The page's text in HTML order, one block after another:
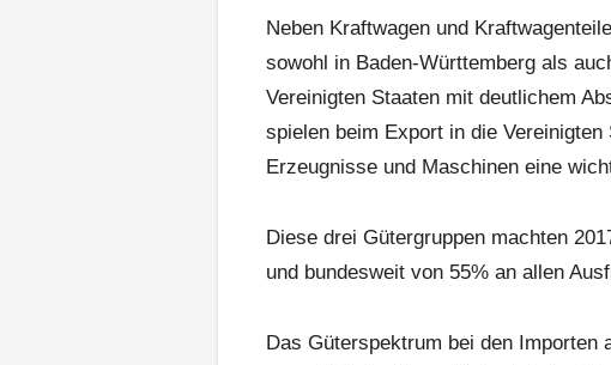
Neben Kraftwagen und
sowohl in Baden-Württemberg als
Vereinigten Staaten mit deutlichem
spielen beim Export in die
Erzeugnisse und Maschinen eine
Diese drei Gütergruppen machten
und bundesweit von 55% an allen
Das Güterspektrum bei den Importen